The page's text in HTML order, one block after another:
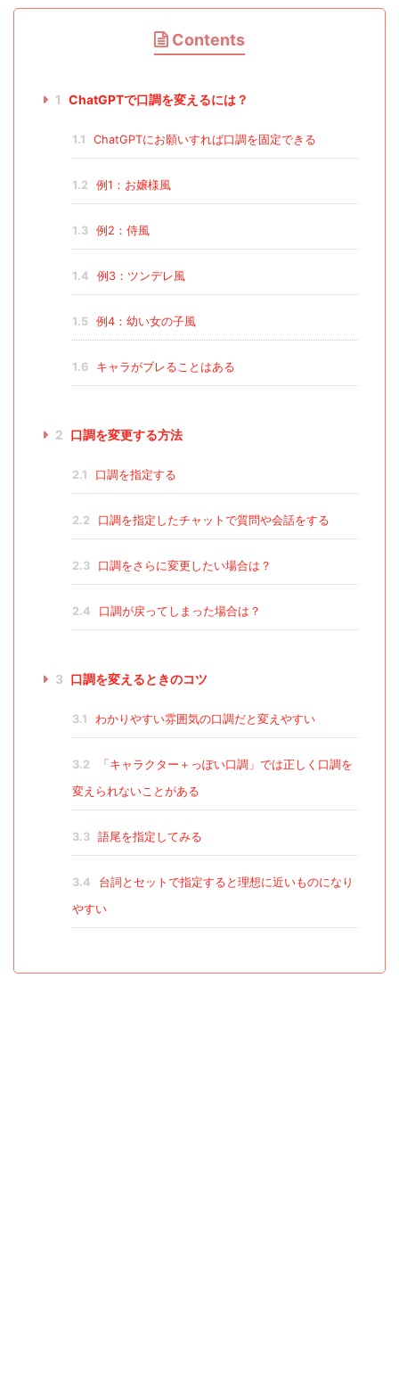
Contents
1 ChatGPTで口調を変えるには？
1.1 ChatGPTにお願いすれば口調を固定できる
1.2 例1：お嬢様風
1.3 例2：侍風
1.4 例3：ツンデレ風
1.5 例4：幼い女の子風
1.6 キャラがブレることはある
2 口調を変更する方法
2.1 口調を指定する
2.2 口調を指定したチャットで質問や会話をする
2.3 口調をさらに変更したい場合は？
2.4 口調が戻ってしまった場合は？
3 口調を変えるときのコツ
3.1 わかりやすい雰囲気の口調だと変えやすい
3.2
「キャラクター＋っぽい口調」では正しく口調を
変えられないことがある
3.3 語尾を指定してみる
3.4
台詞とセットで指定すると理想に近いものになり
やすい